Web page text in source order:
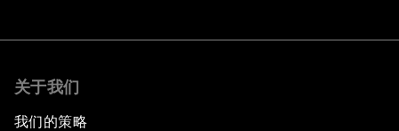
关于我们
我们的策略